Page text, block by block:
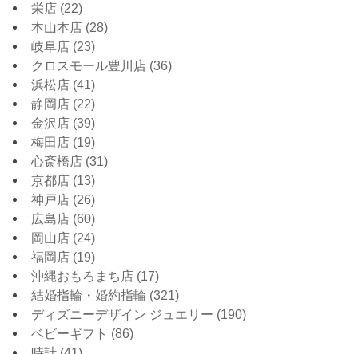
栄店 (22)
本山本店 (28)
岐阜店 (23)
クロスモール豊川店 (36)
浜松店 (41)
静岡店 (22)
金沢店 (39)
梅田店 (19)
心斎橋店 (31)
京都店 (13)
神戸店 (26)
広島店 (60)
岡山店 (24)
福岡店 (19)
沖縄おもろまち店 (17)
結婚指輪・婚約指輪 (321)
ディズニーデザイン ジュエリー (190)
ベビーギフト (86)